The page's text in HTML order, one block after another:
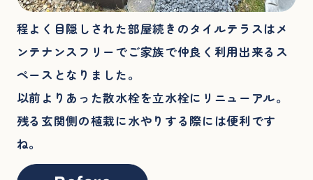
程よく目隠しされた部屋続きのタイルテラスはメ
ンテナンスフリーでご家族で仲良く利用出来るス
ペースとなりました。
以前よりあった散水栓を立水栓にリニューアル。
残る玄関側の植栽に水やりする際には便利です
ね。